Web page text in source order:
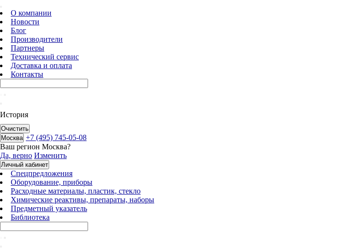
О компании
Новости
Блог
Производители
Партнеры
Технический сервис
Доставка и оплата
Контакты
История
Очистить
Москва +7 (495) 745-05-08
Ваш регион Москва?
Да, верно Изменить
Личный кабинет
Спецпредложения
Оборудование, приборы
Расходные материалы, пластик, стекло
Химические реактивы, препараты, наборы
Предметный указатель
Библиотека